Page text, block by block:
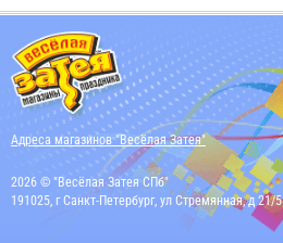
Адреса магазинов "Весёлая Затея"
2026 © "Весёлая Затея СПб"
191025, г Санкт-Петербург, ул Стремянная, д 21/5